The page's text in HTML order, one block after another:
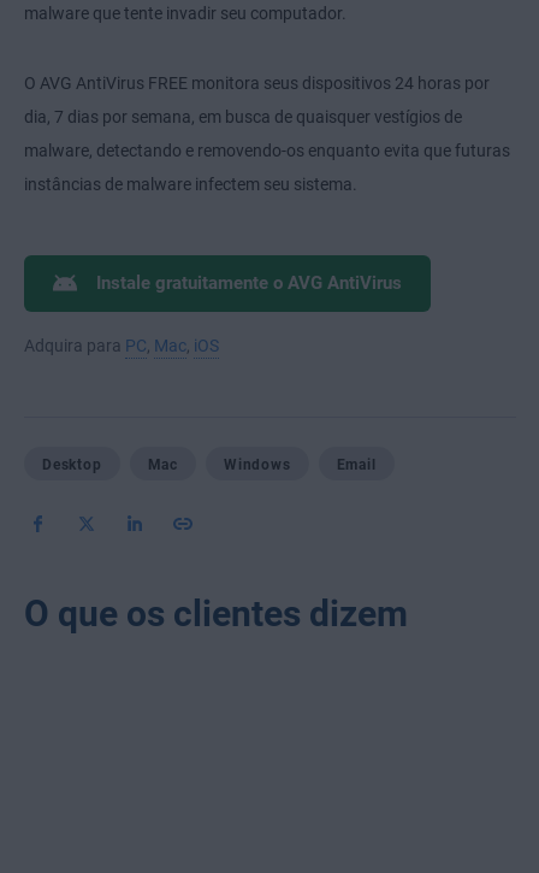
malware que tente invadir seu computador.
O AVG AntiVirus FREE monitora seus dispositivos 24 horas por
dia, 7 dias por semana, em busca de quaisquer vestígios de
malware, detectando e removendo-os enquanto evita que futuras
instâncias de malware infectem seu sistema.
Instale gratuitamente o AVG AntiVirus
Adquira para PC, Mac, iOS
Desktop Mac Windows Email
O que os clientes dizem